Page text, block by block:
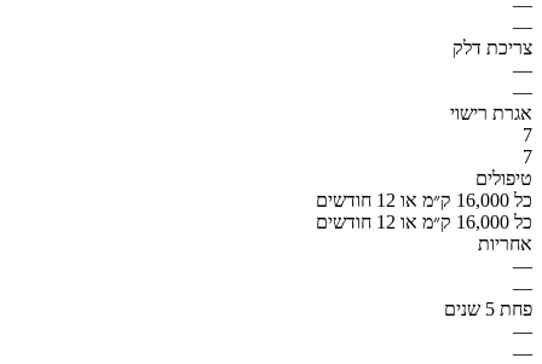
—
צריכת דלק
—
—
אגרת רישוי
7
7
טיפולים
כל 16,000 ק״מ או 12 חודשים
כל 16,000 ק״מ או 12 חודשים
אחריות
—
—
פחת 5 שנים
—
—